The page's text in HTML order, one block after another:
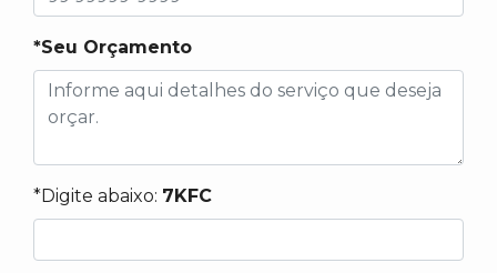
*Seu Orçamento
*Digite abaixo: 7KFC